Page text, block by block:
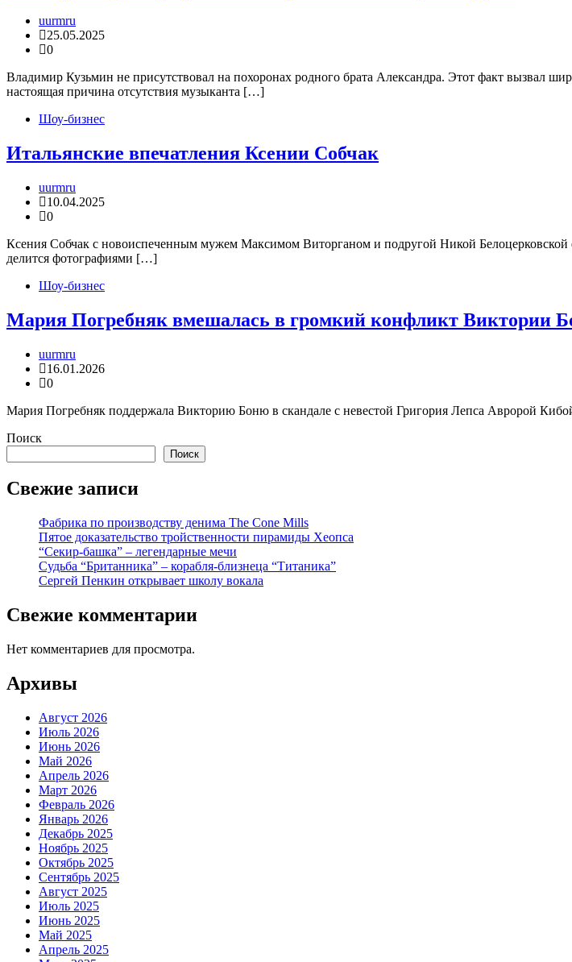
uurmru
25.05.2025
0
Владимир Кузьмин не присутствовал на похоронах родного брата Александра. Этот факт вызвал
настоящая причина отсутствия музыканта […]
Шоу-бизнес
Итальянские впечатления Ксении Собчак
uurmru
10.04.2025
0
Ксения Собчак с новоиспеченным мужем Максимом Виторганом и подругой Никой Белоцерковской
делится фотографиями […]
Шоу-бизнес
Мария Погребняк вмешалась в громкий конфликт Виктории
uurmru
16.01.2026
0
Мария Погребняк поддержала Викторию Боню в скандале с невестой Григория Лепса Авророй
Поиск
Поиск
Свежие записи
Фабрика по производству денима The Cone Mills
Пятое доказательство тройственности пирамиды Хеопса
“Секир-башка” – легендарные мечи
Судьба “Британника” – корабля-близнеца “Титаника”
Сергей Пенкин открывает школу вокала
Свежие комментарии
Нет комментариев для просмотра.
Архивы
Август 2026
Июль 2026
Июнь 2026
Май 2026
Апрель 2026
Март 2026
Февраль 2026
Январь 2026
Декабрь 2025
Ноябрь 2025
Октябрь 2025
Сентябрь 2025
Август 2025
Июль 2025
Июнь 2025
Май 2025
Апрель 2025